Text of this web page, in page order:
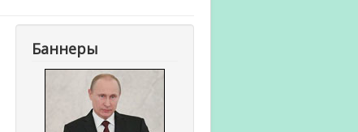
Баннеры